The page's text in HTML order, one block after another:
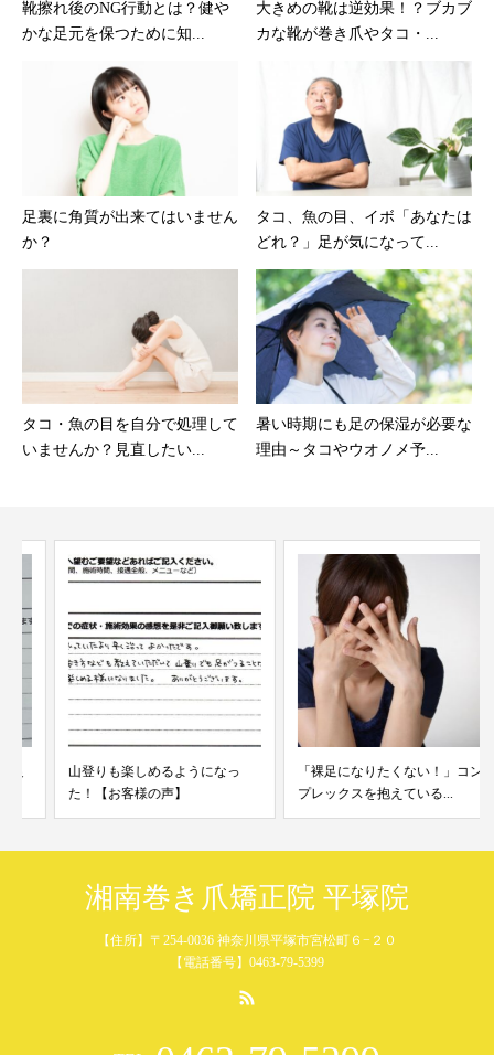
靴擦れ後のNG行動とは？健や
かな足元を保つために知...
大きめの靴は逆効果！？ブカブ
カな靴が巻き爪やタコ・...
足裏に角質が出来てはいません
か？
タコ、魚の目、イボ「あなたは
どれ？」足が気になって...
タコ・魚の目を自分で処理して
いませんか？見直したい...
暑い時期にも足の保湿が必要な
理由～タコやウオノメ予...
山登りも楽しめるようになっ
た！【お客様の声】
「裸足になりたくない！」コン
プレックスを抱えている...
湘南巻き爪矯正院 平塚院
【住所】〒254-0036 神奈川県平塚市宮松町６−２０
【電話番号】0463-79-5399